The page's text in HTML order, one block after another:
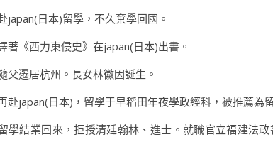
japan(日本)留學，不久棄學回國。
著《西力東侵史》在japan(日本)出書。
父遷居杭州。長女林徽因誕生。
赴japan(日本)，留學于早稻田年夜學政經科，被推薦為
學結業回來，拒授清廷翰林、進士。就職官立福建法